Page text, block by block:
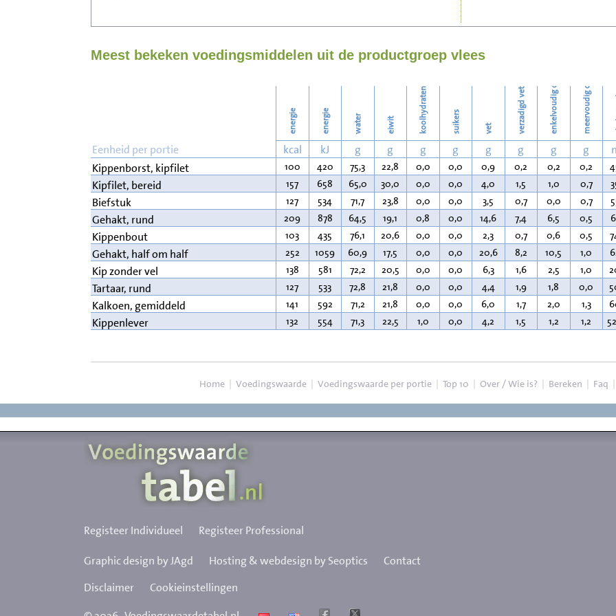
Wassen
Meest bekeken voedingsmiddelen uit de productgroep vlees
energie energie water eiwit koolhydraten suikers vet verzadigd vet enkelvoudig onverzadigd vet meervoudig onverzadigd vet
Eenheid per portie kcal kJ g g g g g g g g
Kippenborst, kipfilet
100 420 75,3 22,8 0,0 0,0 0,9 0,2 0,2 0,2
Kipfilet, bereid 157 658 65,0 30,0 0,0 0,0 4,0 1,5 1,0 0,7
Biefstuk 127 534 71,7 23,8 0,0 0,0 3,5 0,7 0,0 0,7
Gehakt, rund 209 878 64,5 19,1 0,8 0,0 14,6 7,4 6,5 0,5
Kippenbout 103 435 76,1 20,6 0,0 0,0 2,3 0,7 0,6 0,5
Gehakt, half om half 252 1059 60,9 17,5 0,0 0,0 20,6 8,2 10,5 1,0
Kip zonder vel 138 581 72,2 20,5 0,0 0,0 6,3 1,6 2,5 1,0
Tartaar, rund 127 533 72,8 21,8 0,0 0,0 4,4 1,9 1,8 0,0
Kalkoen, gemiddeld 141 592 71,2 21,8 0,0 0,0 6,0 1,7 2,0 1,3
Kippenlever 132 554 71,3 22,5 1,0 0,0 4,2 1,5 1,2 1,2
Home | Voedingswaarde | Voedingswaarde per portie | Top 10 | Over / Wie is? | Bereken | Faq |
Registeer Individueel Registeer Professional
Graphic design by JAgd Hosting & webdesign by Seoptics
Contact
Disclaimer
Cookieinstellingen